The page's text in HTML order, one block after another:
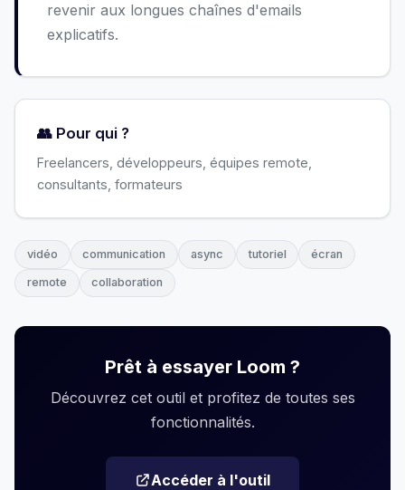
revenir aux longues chaînes d'emails
explicatifs.
👥 Pour qui ?
Freelancers, développeurs, équipes remote,
consultants, formateurs
vidéo communication async tutoriel écran
remote collaboration
Prêt à essayer Loom ?
Découvrez cet outil et profitez de toutes ses
fonctionnalités.
Accéder à l'outil